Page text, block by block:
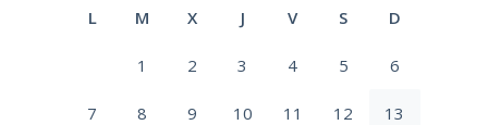
L M X J V S D
1 2 3 4 5 6
7 8 9 10 11 12 13